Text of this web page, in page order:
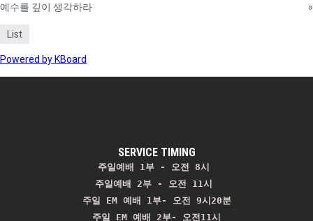
예수를 깊이 생각하라
»
List
Powered by KBoard
SERVICE TIMING
주일예배 1부 - 오전 8시
주일예배 2부 - 오전 11시
주일 EM 예배 1부- 오전 9시20분
주일 EM 예배 2부- 오전11시